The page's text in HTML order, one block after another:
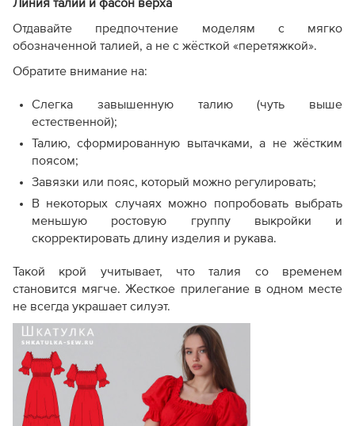
Линия талии и фасон верха
Отдавайте предпочтение моделям с мягко
обозначенной талией, а не с жёсткой «перетяжкой».
Обратите внимание на:
Слегка завышенную талию (чуть выше
естественной);
Талию, сформированную вытачками, а не жёстким
поясом;
Завязки или пояс, который можно регулировать;
В некоторых случаях можно попробовать выбрать
меньшую ростовую группу выкройки и
скорректировать длину изделия и рукава.
Такой крой учитывает, что талия со временем
становится мягче. Жесткое прилегание в одном месте
не всегда украшает силуэт.